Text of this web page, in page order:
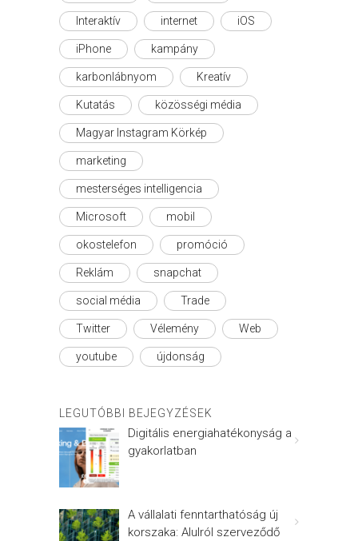
Interaktív internet iOS
iPhone kampány
karbonlábnyom Kreatív
Kutatás közösségi média
Magyar Instagram Körkép
marketing
mesterséges intelligencia
Microsoft mobil
okostelefon promóció
Reklám snapchat
social média Trade
Twitter Vélemény Web
youtube újdonság
LEGUTÓBBI BEJEGYZÉSEK
Digitális energiahatékonyság a
gyakorlatban
A vállalati fenntarthatóság új
korszaka: Alulról szerveződő